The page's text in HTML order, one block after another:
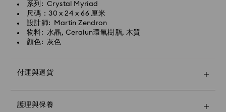
系列: Crystal Myriad
尺碼：30 x 24 x 66 厘米
設計師: Martin Zendron
物料: 水晶, Ceralun環氧樹脂, 木質
顏色: 灰色
付運與退貨
護理與保養
別。您還可以加入個性化的禮物信息。